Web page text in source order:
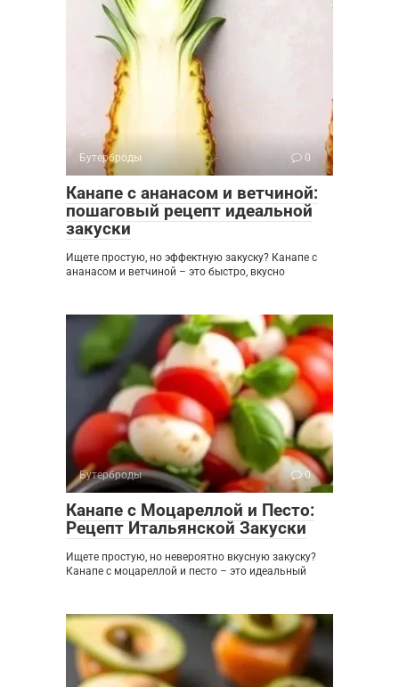
Бутерброды 0
Канапе с ананасом и ветчиной:
пошаговый рецепт идеальной
закуски
Ищете простую, но эффектную закуску? Канапе с
ананасом и ветчиной – это быстро, вкусно
Бутерброды 0
Канапе с Моцареллой и Песто:
Рецепт Итальянской Закуски
Ищете простую, но невероятно вкусную закуску?
Канапе с моцареллой и песто – это идеальный